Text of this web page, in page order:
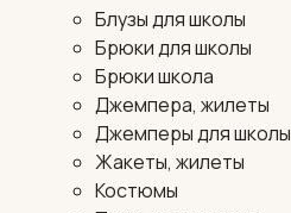
Блузы для школы
Брюки для школы
Брюки школа
Джемпера, жилеты
Джемперы для школы
Жакеты, жилеты
Костюмы